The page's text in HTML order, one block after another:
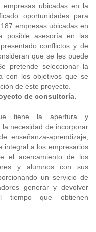
ubicadas en la
oportunidades para
empresas ubicadas en
posible asesoría en las
conflictos y de
que se les puede
pretende seleccionar la
con los objetivos que se
de este proyecto.
de consultoría.
tiene la apertura y
necesidad de incorporar
enseñanza-aprendizaje,
integral a los empresarios
el acercamiento de los
y alumnos con sus
un servicio de
generar y devolver
que obtienen